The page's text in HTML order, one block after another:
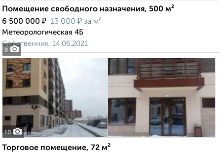
9
Помещение свободного назначения, 500 м²
6 500 000 ₽ 13 000 ₽ за м²
Метеорологическая 4Б
Собственник, 14.06.2021
10
Торговое помещение, 72 м²